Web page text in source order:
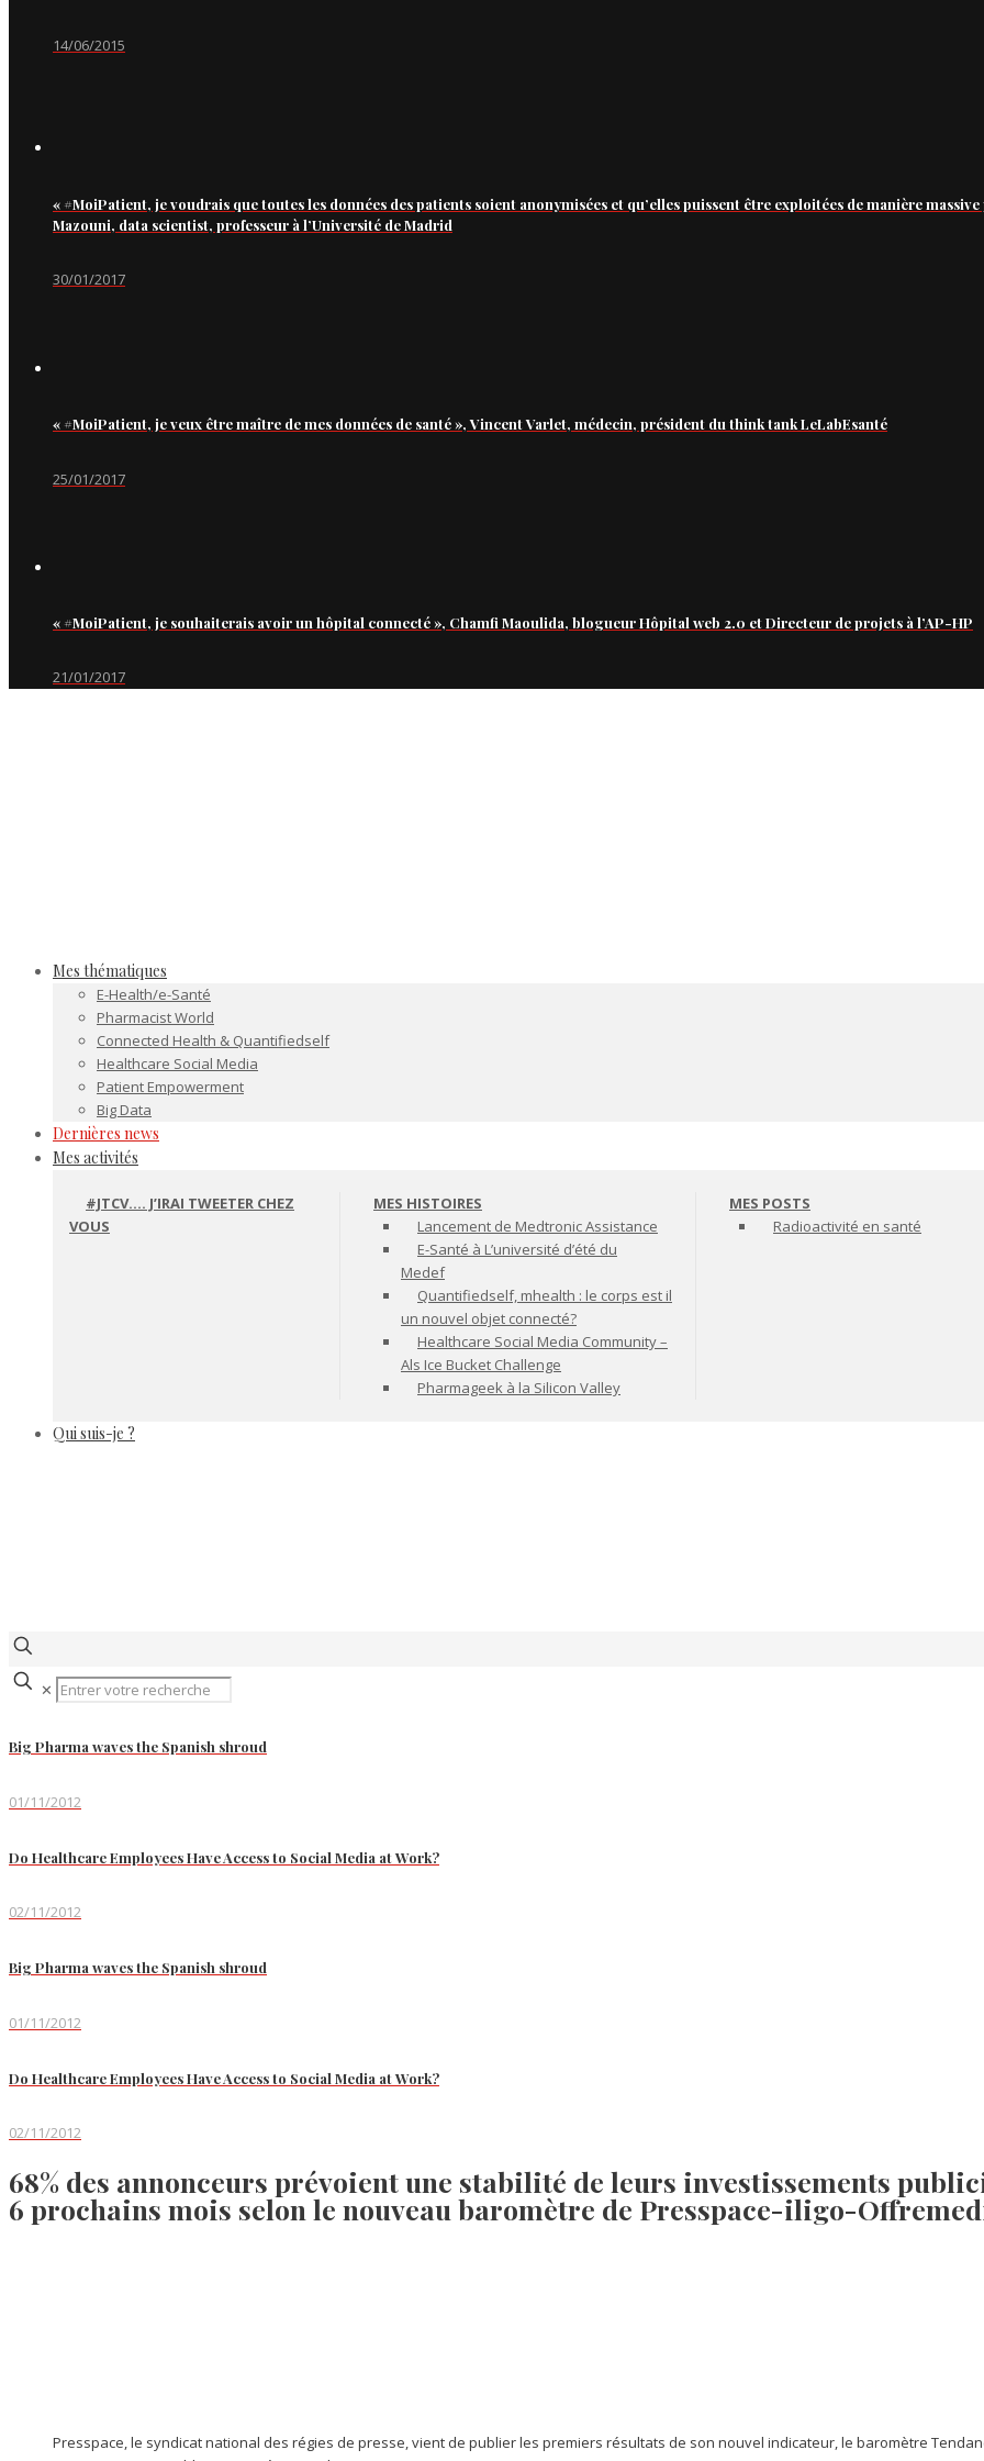
14/06/2015
« #MoiPatient, je voudrais que toutes les données des patients soient anonymisées et qu’elles puissent être exploitées de manière
Mazouni, data scientist, professeur à l’Université de Madrid
30/01/2017
« #MoiPatient, je veux être maître de mes données de santé », Vincent Varlet, médecin, président du think tank LeLabEsanté
25/01/2017
« #MoiPatient, je souhaiterais avoir un hôpital connecté », Chamfi Maoulida, blogueur Hôpital web 2.0 et Directeur de projets à l’AP-HP
21/01/2017
Mes thématiques
E-Health/e-Santé
Pharmacist World
Connected Health & Quantifiedself
Healthcare Social Media
Patient Empowerment
Big Data
Dernières news
Mes activités
#JTCV…. J’IRAI TWEETER CHEZ
VOUS
MES HISTOIRES
Lancement de Medtronic Assistance
E-Santé à L’université d’été du
Medef
Quantifiedself, mhealth : le corps est il
un nouvel objet connecté?
Healthcare Social Media Community –
Als Ice Bucket Challenge
Pharmageek à la Silicon Valley
MES POSTS
Radioactivité en santé
Qui suis-je ?
✕
Big Pharma waves the Spanish shroud
01/11/2012
Do Healthcare Employees Have Access to Social Media at Work?
02/11/2012
Big Pharma waves the Spanish shroud
01/11/2012
Do Healthcare Employees Have Access to Social Media at Work?
02/11/2012
68% des annonceurs prévoient une stabilité de leurs investissements
6 prochains mois selon le nouveau baromètre de Presspace-iligo-
Presspace, le syndicat national des régies de presse, vient de publier les premiers résultats de son nouvel indicateur, le baromètre